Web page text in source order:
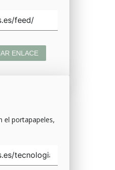
ENLACE
el portapapeles,